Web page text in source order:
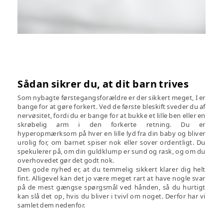
Sådan sikrer du, at dit barn trives
Som nybagte førstegangsforældre er der sikkert meget, I er
bange for at gøre forkert. Ved de første bleskift sveder du af
nervøsitet, fordi du er bange for at bukke et lille ben eller en
skrøbelig arm i den forkerte retning. Du er
hyperopmærksom på hver en lille lyd fra din baby og bliver
urolig for, om barnet spiser nok eller sover ordentligt. Du
spekulerer på, om din guldklump er sund og rask, og om du
overhovedet gør det godt nok.
Den gode nyhed er, at du temmelig sikkert klarer dig helt
fint. Alligevel kan det jo være meget rart at have nogle svar
på de mest gængse spørgsmål ved hånden, så du hurtigt
kan slå det op, hvis du bliver i tvivl om noget. Derfor har vi
samlet dem nedenfor.